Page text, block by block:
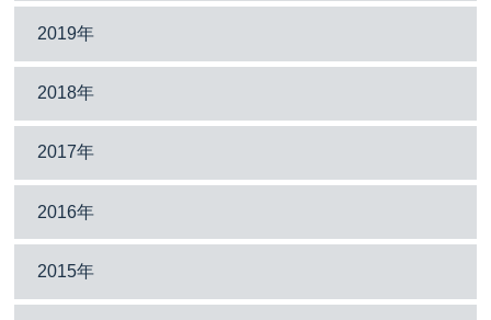
2019年
2018年
2017年
2016年
2015年